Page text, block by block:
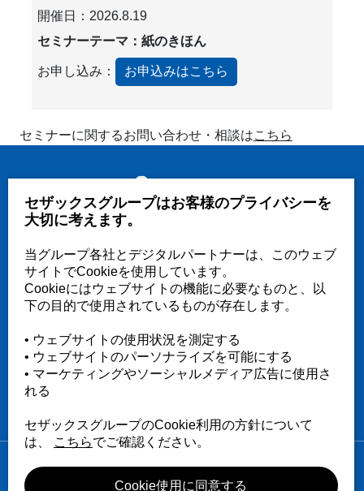
開催日： 2026.8.19
セミナーテーマ：紙のきほん
お申し込み： お申込みはこちら
セミナーに関するお問い合わせ・相談はこちら
お問い合わせ・ご相談
WEBからのお問い合わせ
03-3758-2511（代）
サイトマップ
個人情報保護方針
セザックスグループはお客様のプライバシーを
大切に考えます。
当グループ各社とデジタルパートナーは、このウェブ
サイトでCookieを使用しています。
Cookieにはウェブサイトの機能に必要なものと、以
下の目的で使用されているものが存在します。
• ウェブサイトの使用状況を測定する
• ウェブサイトのパーソナライズを可能にする
• マーケティングやソーシャルメディア広告に使用さ
れる
セザックスグループのCookie利用の方針について
は、
こちらでご確認ください。
Cookie使用に同意する